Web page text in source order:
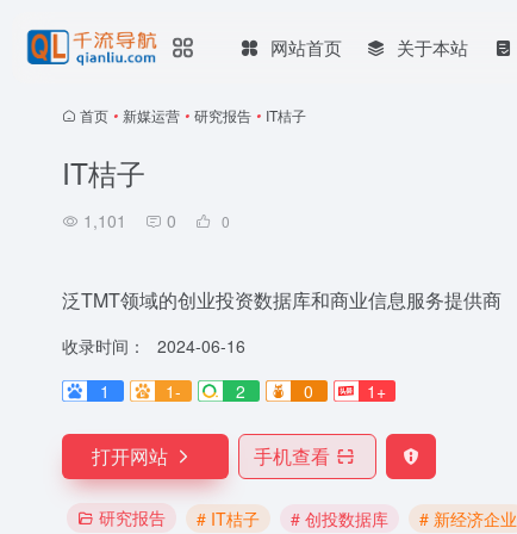
网站首页 关于本站
首页 • 新媒运营 • 研究报告 • IT桔子
IT桔子
1,101 0 0
泛TMT领域的创业投资数据库和商业信息服务提供商
收录时间：
2024-06-16
1
1- 2 0 1+
打开网站 手机查看
研究报告 # IT桔子 # 创投数据库 # 新经济企业